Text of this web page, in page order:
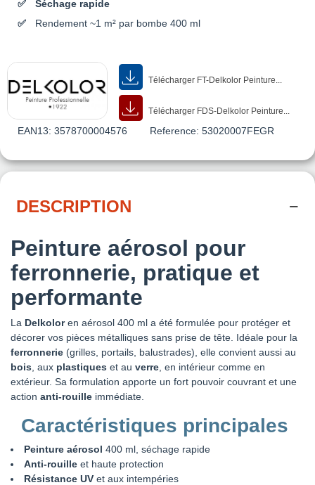
Séchage rapide
Rendement ~1 m² par bombe 400 ml
Télécharger FT-Delkolor Peinture...
Télécharger FDS-Delkolor Peinture...
EAN13: 3578700004576 Reference: 53020007FEGR
DESCRIPTION
Peinture aérosol pour
ferronnerie, pratique et
performante
La Delkoloren aérosol 400 ml a été formulée pour protéger et
décorer vos pièces métalliques sans prise de tête. Idéale pour la
ferronnerie (grilles, portails, balustrades), elle convient aussi au
bois , aux plastiques et au verre , en intérieur comme en
extérieur. Sa formulation apporte un fort pouvoir couvrant et une
action anti-rouille immédiate.
Caractéristiques principales
Peinture aérosol 400 ml, séchage rapide
Anti-rouille et haute protection
Résistance UV et aux intempéries